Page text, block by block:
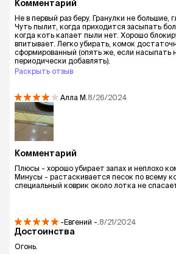
Комментарий
Не в первый раз беру. Гранулки не большие,
Чуть пылит, когда приходится засыпать
когда коть капает пыли нет. Хорошо
впитывает. Легко убирать, комок
сформированный (опять же, если насыпать
периодически добавлять).
Раскрыть отзыв
Алла М. 8/26/2024
Комментарий
Плюсы - хорошо убирает запах и неплохо
Минусы - растаскивается песок по всему
специальный коврик около лотка не
-Евгений -. 8/21/2024
Достоинства
Огонь.